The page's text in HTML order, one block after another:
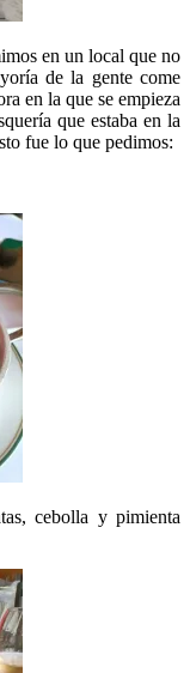
en un local que no
de la gente come
en la que se empieza
que estaba en la
fue lo que pedimos:
cebolla y pimienta